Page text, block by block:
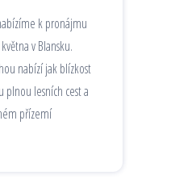
k pronájmu
v Blansku.
nabízí jak blízkost
lesních cest a
přízemí